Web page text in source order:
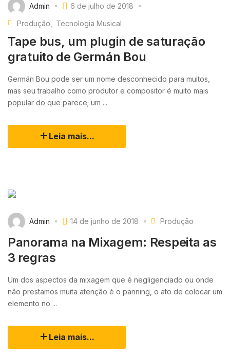
Admin
6 de julho de 2018
Produção
Tecnologia Musical
Tape bus, um plugin de saturação
gratuito de Germán Bou
Germán Bou pode ser um nome desconhecido para muitos,
mas seu trabalho como produtor e compositor é muito mais
popular do que parece; um ...
Leia mais...
Admin 14 de junho de 2018 Produção
Panorama na Mixagem: Respeita as
3 regras
Um dos aspectos da mixagem que é negligenciado ou onde
não prestamos muita atenção é o panning, o ato de colocar um
elemento no ...
Leia mais...